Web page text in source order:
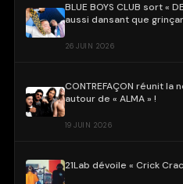
BLUE BOYS CLUB sort «
aussi dansant que
26 JUIN 2026
CONTREFAÇON réunit
autour de « ALMA » !
19 JUIN 2026
21Lab dévoile « Crick